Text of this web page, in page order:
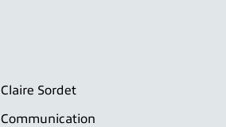
Claire Sordet
Communication